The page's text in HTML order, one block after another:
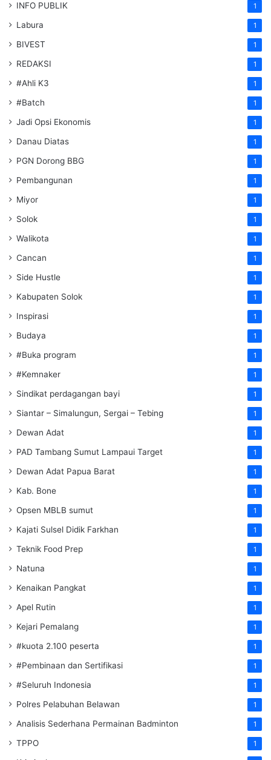
INFO PUBLIK 1
Labura 1
BIVEST 1
REDAKSI 1
#Ahli K3 1
#Batch 1
Jadi Opsi Ekonomis 1
Danau Diatas 1
PGN Dorong BBG 1
Pembangunan 1
Miyor 1
Solok 1
Walikota 1
Cancan 1
Side Hustle 1
Kabupaten Solok 1
Inspirasi 1
Budaya 1
#Buka program 1
#Kemnaker 1
Sindikat perdagangan bayi 1
Siantar – Simalungun, Sergai – Tebing 1
Dewan Adat 1
PAD Tambang Sumut Lampaui Target 1
Dewan Adat Papua Barat 1
Kab. Bone 1
Opsen MBLB sumut 1
Kajati Sulsel Didik Farkhan 1
Teknik Food Prep 1
Natuna 1
Kenaikan Pangkat 1
Apel Rutin 1
Kejari Pemalang 1
#kuota 2.100 peserta 1
#Pembinaan dan Sertifikasi 1
#Seluruh Indonesia 1
Polres Pelabuhan Belawan 1
Analisis Sederhana Permainan Badminton 1
TPPO 1